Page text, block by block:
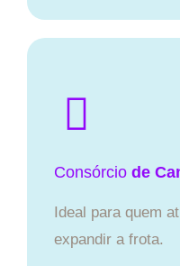
Consórcio de
Ideal para quem
expandir a frota.